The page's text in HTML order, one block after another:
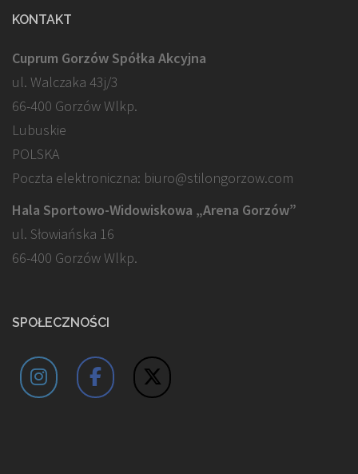
KONTAKT
Cuprum Gorzów Spółka Akcyjna
ul. Walczaka 43j/3
66-400 Gorzów Wlkp.
Lubuskie
POLSKA
Poczta elektroniczna: biuro@stilongorzow.com
Hala Sportowo-Widowiskowa „Arena Gorzów”
ul. Słowiańska 16
66-400 Gorzów Wlkp.
SPOŁECZNOŚCI